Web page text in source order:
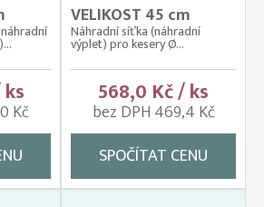
Kč
VELIKOST 45 cm
Náhradní síťka (náhradní
výplet) pro kesery Ø...
568,0 Kč / ks
bez DPH 469,4 Kč
SPOČÍTAT CENU